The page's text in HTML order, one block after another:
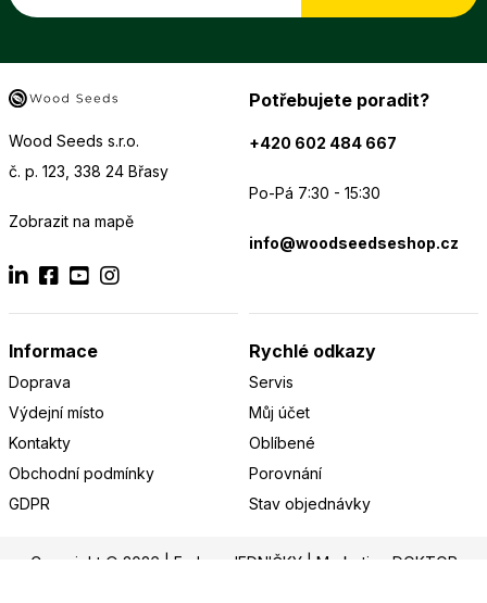
Wood Seeds s.r.o.
č. p. 123, 338 24 Břasy
Zobrazit na mapě
Potřebujete poradit?
+420 602 484 667
Po-Pá 7:30 - 15:30
info@woodseedseshop.cz
Informace
Doprava
Výdejní místo
Kontakty
Obchodní podmínky
GDPR
Rychlé odkazy
Servis
Můj účet
Oblíbené
Porovnání
Stav objednávky
Copyright © 2026 | E-shop JEDNIČKY| Marketing DOKTOR